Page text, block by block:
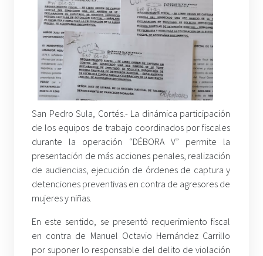
San Pedro Sula, Cortés.- La dinámica participación
de los equipos de trabajo coordinados por fiscales
durante la operación “DÉBORA V” permite la
presentación de más acciones penales, realización
de audiencias, ejecución de órdenes de captura y
detenciones preventivas en contra de agresores de
mujeres y niñas.
En este sentido, se presentó requerimiento fiscal
en contra de Manuel Octavio Hernández Carrillo
por suponer lo responsable del delito de violación